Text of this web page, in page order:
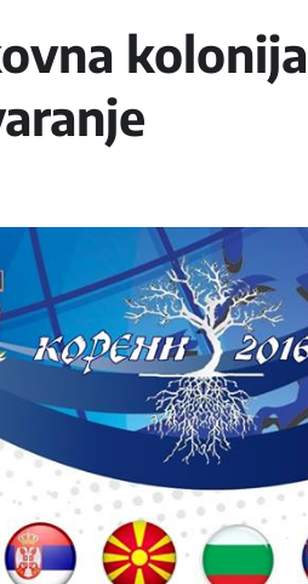
kolonija